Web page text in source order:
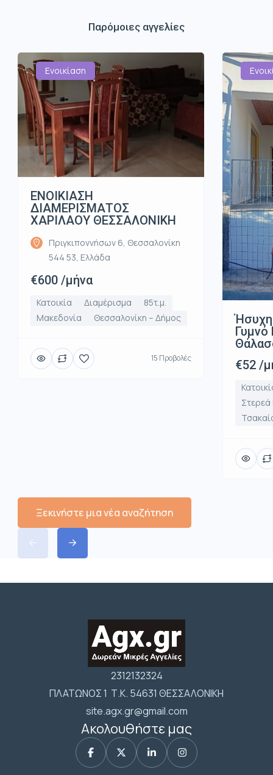
Παρόμοιες αγγελίες
Ενοικίαση
ΕΝΟΙΚΙΑΣΗ
ΔΙΑΜΕΡΙΣΜΑΤΟΣ
ΧΑΡΙΛΑΟΥ ΘΕΣΣΑΛΟΝΙΚΗ
Πριγκιποννήσων 6, Θεσσαλονίκη
544 53, Ελλάδα
€600 /μήνα
Κατοικία Διαμέρισμα
85τ.μ.
Μακεδονία
Θεσσαλονίκη – Δήμος
15 Προβολές
Γυμνό
€52 /
Ξεκινήστε μια νέα αναζήτηση
2312132324
ΠΛΑΤΩΝΟΣ 1 Τ.Κ. 54631 ΘΕΣΣΑΛΟΝΙΚΗ
site.agx.gr@gmail.com
Ακολουθήστε μας